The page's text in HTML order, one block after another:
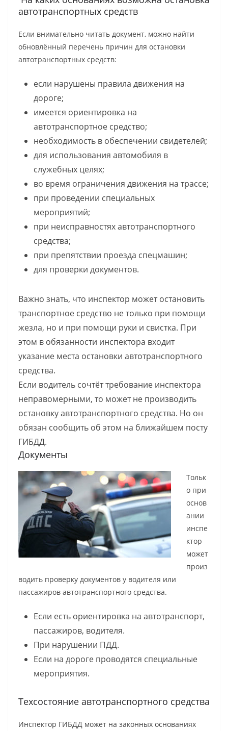
автотранспортных средств
Если внимательно читать документ, можно найти
обновлённый перечень причин для остановки
автотранспортных средств:
если нарушены правила движения на
дороге;
имеется ориентировка на
автотранспортное средство;
необходимость в обеспечении свидетелей;
для использования автомобиля в
служебных целях;
во время ограничения движения на трассе;
при проведении специальных
мероприятий;
при неисправностях автотранспортного
средства;
при препятствии проезда спецмашин;
для проверки документов.
Важно знать, что инспектор может остановить
транспортное средство не только при помощи
жезла, но и при помощи руки и свистка. При
этом в обязанности инспектора входит
указание места остановки автотранспортного
средства.
Если водитель сочтёт требование инспектора
неправомерными, то может не производить
остановку автотранспортного средства. Но он
обязан сообщить об этом на ближайшем посту
ГИБДД.
Документы
Тольк
о при
основ
ании
инспе
ктор
может
произ
водить проверку документов у водителя или
пассажиров автотранспортного средства.
Если есть ориентировка на автотранспорт,
пассажиров, водителя.
При нарушении ПДД.
Если на дороге проводятся специальные
мероприятия.
Техсостояние автотранспортного средства
Инспектор ГИБДД может на законных основаниях